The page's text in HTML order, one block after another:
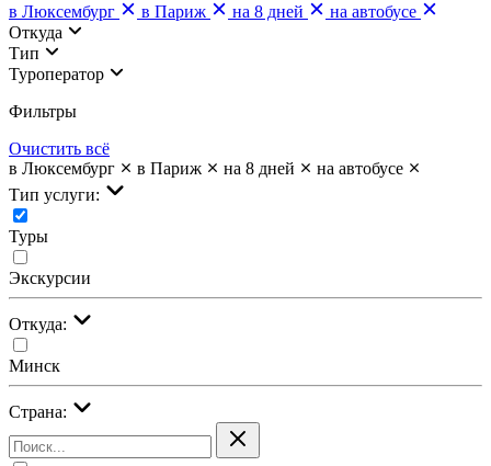
в Люксембург
в Париж на 8 дней
на автобусе
Откуда
Тип
Туроператор
Фильтры
Очистить всё
в Люксембург
в Париж на 8 дней
на автобусе
Тип услуги:
Туры
Экскурсии
Откуда:
Минск
Страна: